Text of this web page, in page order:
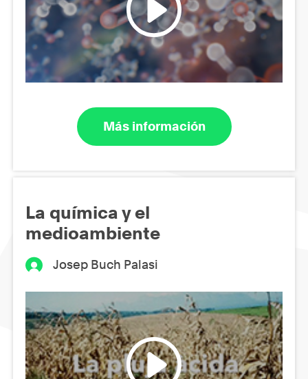
Más información
La química y el
medioambiente
Josep Buch Palasi